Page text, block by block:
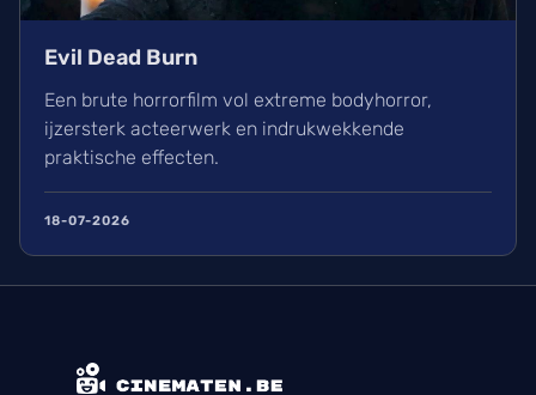
Evil Dead Burn
Een brute horrorfilm vol extreme bodyhorror,
ijzersterk acteerwerk en indrukwekkende
praktische effecten.
18-07-2026